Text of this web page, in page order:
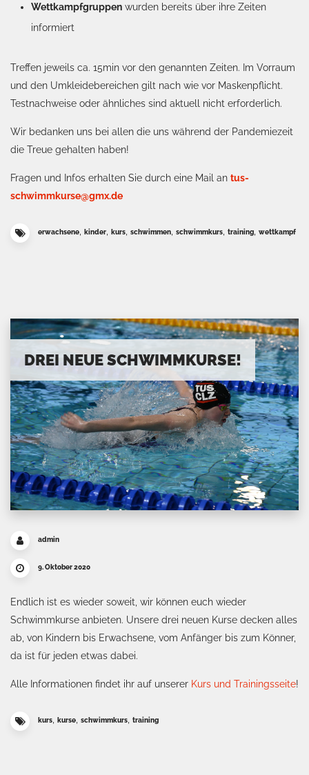
Wettkampfgruppen wurden bereits über ihre Zeiten
informiert
Treffen jeweils ca. 15min vor den genannten Zeiten. Im Vorraum
und den Umkleidebereichen gilt nach wie vor Maskenpflicht.
Testnachweise oder ähnliches sind aktuell nicht erforderlich.
Wir bedanken uns bei allen die uns während der Pandemiezeit
die Treue gehalten haben!
Fragen und Infos erhalten Sie durch eine Mail an tus-
schwimmkurse@gmx.de
erwachsene kinder kurs schwimmen schwimmkurs training wettkampf
DREI NEUE SCHWIMMKURSE!
admin
9. Oktober 2020
Endlich ist es wieder soweit, wir können euch wieder
Schwimmkurse anbieten. Unsere drei neuen Kurse decken alles
ab, von Kindern bis Erwachsene, vom Anfänger bis zum Könner,
da ist für jeden etwas dabei.
Alle Informationen findet ihr auf unserer Kurs und Trainingsseite!
kurs, kurse, schwimmkurs, training